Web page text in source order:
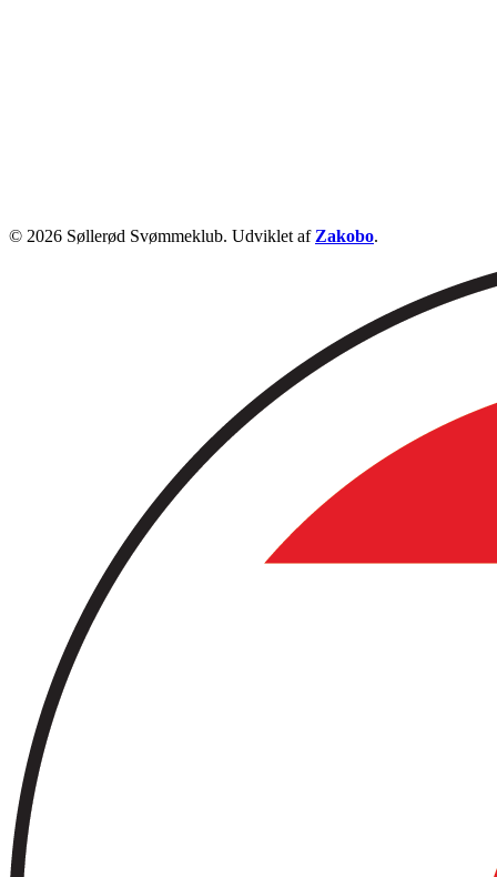
© 2026 Søllerød Svømmeklub. Udviklet af Zakobo.